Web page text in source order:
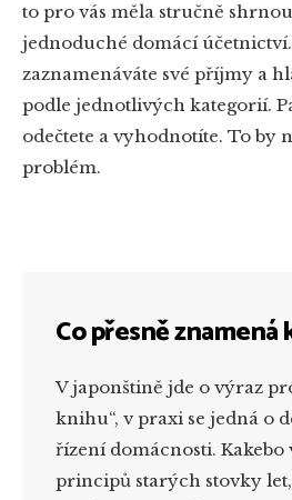
to pro vás měla stručně
jednoduché domácí účetnictví.
zaznamenáváte své příjmy a
podle jednotlivých kategorií.
odečtete a vyhodnotíte. To by
problém.
Co přesně znamená
V japonštině jde o výraz
knihu“, v praxi se jedná o
řízení domácnosti. Kakebo
principů starých stovky